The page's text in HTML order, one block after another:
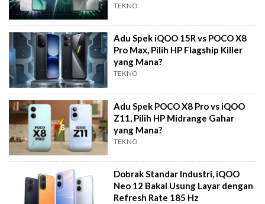
TEKNO
Adu Spek iQOO 15R vs POCO X8
Pro Max, Pilih HP Flagship Killer
yang Mana?
TEKNO
Adu Spek POCO X8 Pro vs iQOO
Z11, Pilih HP Midrange Gahar
yang Mana?
TEKNO
Dobrak Standar Industri, iQOO
Neo 12 Bakal Usung Layar dengan
Refresh Rate 185 Hz